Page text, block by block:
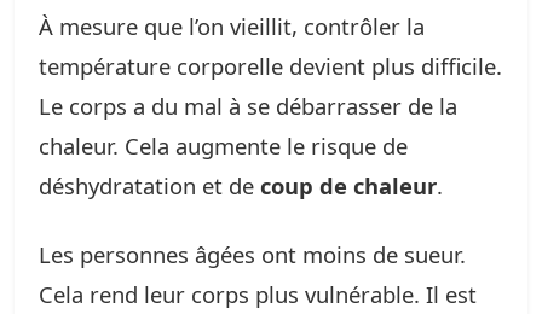
À mesure que l’on vieillit, contrôler la
température corporelle devient plus difficile.
Le corps a du mal à se débarrasser de la
chaleur. Cela augmente le risque de
déshydratation et de coup de chaleur.
Les personnes âgées ont moins de sueur.
Cela rend leur corps plus vulnérable. Il est